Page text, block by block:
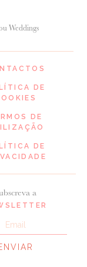
Weddings
a
DE
DE
DE